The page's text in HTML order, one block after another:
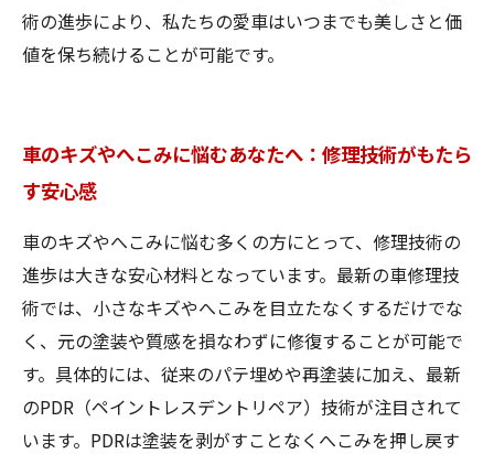
術の進歩により、私たちの愛車はいつまでも美しさと価
値を保ち続けることが可能です。
車のキズやへこみに悩むあなたへ：修理技術がもたら
す安心感
車のキズやへこみに悩む多くの方にとって、修理技術の
進歩は大きな安心材料となっています。最新の車修理技
術では、小さなキズやへこみを目立たなくするだけでな
く、元の塗装や質感を損なわずに修復することが可能で
す。具体的には、従来のパテ埋めや再塗装に加え、最新
のPDR（ペイントレスデントリペア）技術が注目されて
います。PDRは塗装を剥がすことなくへこみを押し戻す